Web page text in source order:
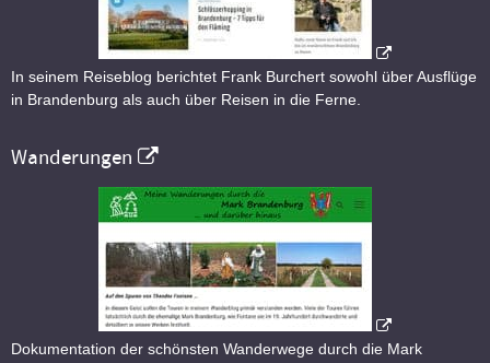
In seinem Reiseblog berichtet Frank Burchert sowohl über Ausflüge
in Brandenburg als auch über Reisen in die Ferne.
Wanderungen
Dokumentation der schönsten Wanderwege durch die Mark